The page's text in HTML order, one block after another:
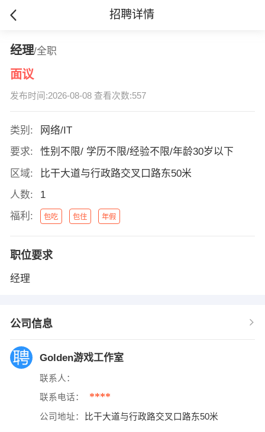
招聘详情
经理/全职
面议
发布时间:2026-08-08 查看次数:557
类别:
网络/IT
要求:
性别不限/ 学历不限/经验不限/年龄30岁以下
区域:
比干大道与行政路交叉口路东50米
人数:
1
福利:
包吃 包住 年假
职位要求
经理
公司信息
Golden游戏工作室
联系人：
联系电话： ****
公司地址： 比干大道与行政路交叉口路东50米